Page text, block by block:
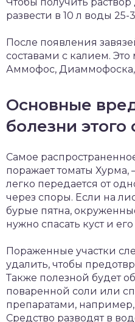
развести в 10 л воды 25-
После появления
составами с калием. Это
Аммофос,
Основные
болезни этого
Самое
поражает томаты Хурма,
легко передается от
через споры. Если на
бурые пятна,
нужно спасать куст и
Пораженные участки
удалить, чтобы
Также полезной будет
поваренной соли или
препаратами,
Средство разводят в